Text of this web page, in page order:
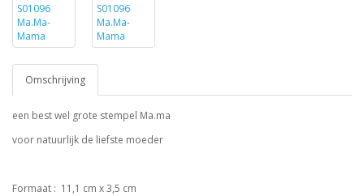
Omschrijving
een best wel grote stempel Ma.ma
voor natuurlijk de liefste moeder
Formaat : 11,1 cm x 3,5 cm